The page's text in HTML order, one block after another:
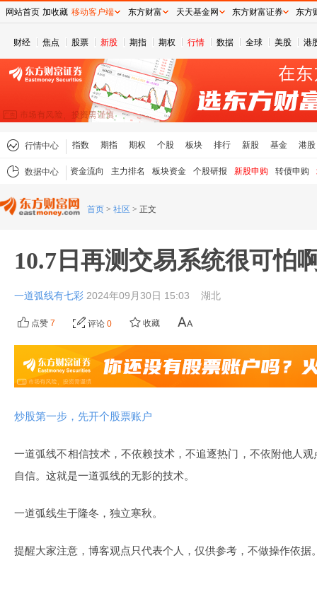
财经 焦点 股票 新股 期指 期权 行情 数据 全球 美股 港
行情中心 指数 期指 期权 个股 板块 排行 新股 基金 港股
数据中心 资金流向 主力排名 板块资金 个股研报 新股申购 转债申购
首页 > 社区 > 正文
10.7日再测交易系统很可怕
一道弧线有七彩 2024年09月30日 15:03 湖北
点赞 7 评论 0 收藏
炒股第一步，先开个股票账户
一道弧线不相信技术，不依赖技术，不追逐热门，不依附他人
自信。这就是一道弧线的无影的技术。
一道弧线生于隆冬，独立寒秋。
提醒大家注意，博客观点只代表个人，仅供参考，不做操作依据
网站首页 加收藏 移动客户端 东方财富 天天基金网 东方财富证券 东方